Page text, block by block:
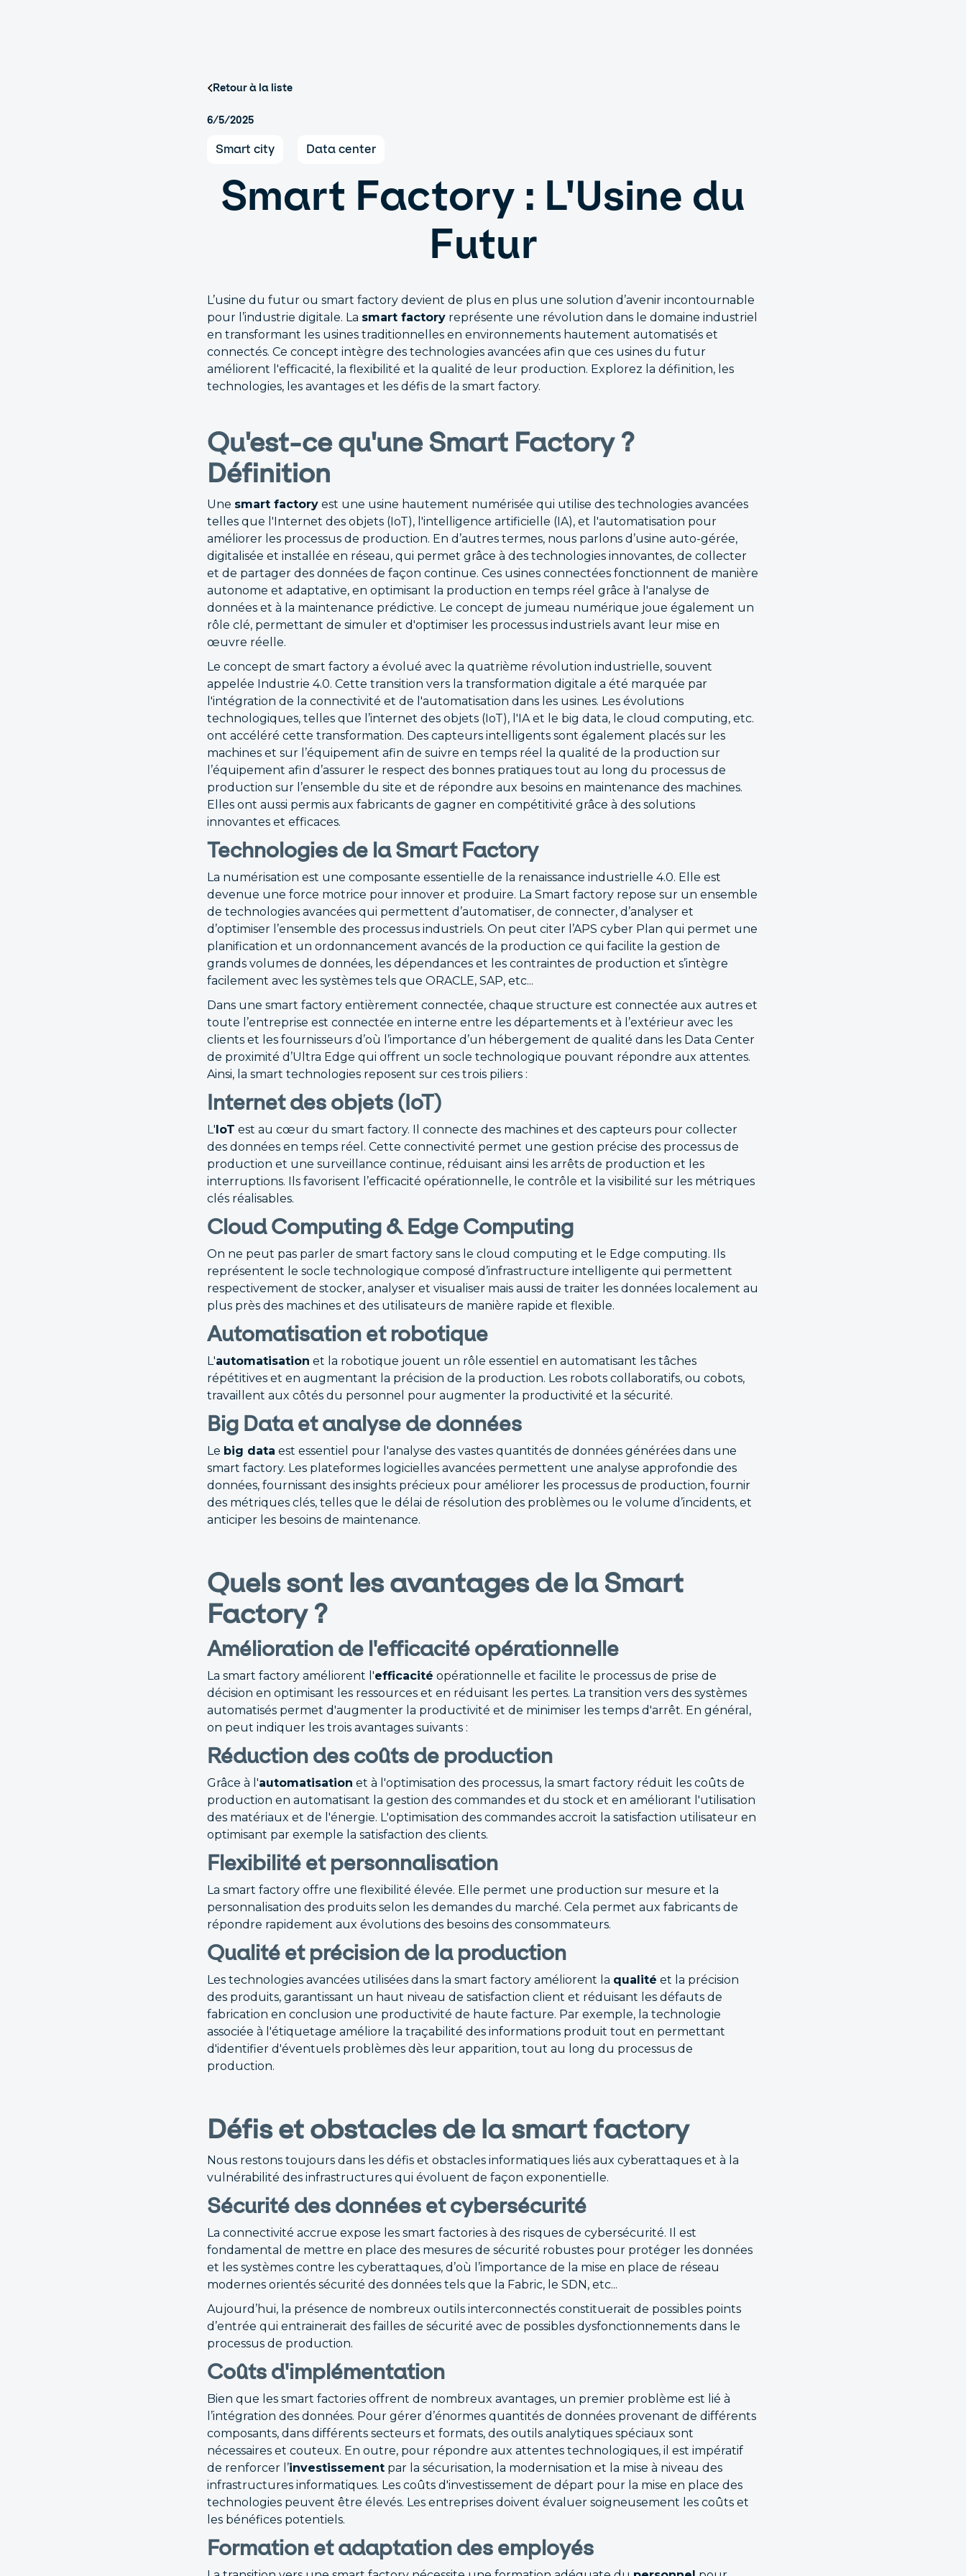
Retour à la liste
6/5/2025
Smart city Data center
Smart Factory : L'Usine du
Futur
L’usine du futur ou smart factory devient de plus en plus une solution d’avenir incontournable
pour l’industrie digitale. La smart factory représente une révolution dans le domaine industriel
en transformant les usines traditionnelles en environnements hautement automatisés et
connectés. Ce concept intègre des technologies avancées afin que ces usines du futur
améliorent l'efficacité, la flexibilité et la qualité de leur production. Explorez la définition, les
technologies, les avantages et les défis de la smart factory.
Qu'est-ce qu'une Smart Factory ?
Définition
Une smart factory est une usine hautement numérisée qui utilise des technologies avancées
telles que l'Internet des objets (IoT), l'intelligence artificielle (IA), et l'automatisation pour
améliorer les processus de production. En d’autres termes, nous parlons d’usine auto-gérée,
digitalisée et installée en réseau, qui permet grâce à des technologies innovantes, de collecter
et de partager des données de façon continue. Ces usines connectées fonctionnent de manière
autonome et adaptative, en optimisant la production en temps réel grâce à l'analyse de
données et à la maintenance prédictive. Le concept de jumeau numérique joue également un
rôle clé, permettant de simuler et d'optimiser les processus industriels avant leur mise en
œuvre réelle.
Le concept de smart factory a évolué avec la quatrième révolution industrielle, souvent
appelée Industrie 4.0. Cette transition vers la transformation digitale a été marquée par
l'intégration de la connectivité et de l'automatisation dans les usines. Les évolutions
technologiques, telles que l’internet des objets (IoT), l'IA et le big data, le cloud computing, etc.
ont accéléré cette transformation. Des capteurs intelligents sont également placés sur les
machines et sur l’équipement afin de suivre en temps réel la qualité de la production sur
l’équipement afin d’assurer le respect des bonnes pratiques tout au long du processus de
production sur l’ensemble du site et de répondre aux besoins en maintenance des machines.
Elles ont aussi permis aux fabricants de gagner en compétitivité grâce à des solutions
innovantes et efficaces.
Technologies de la Smart Factory
La numérisation est une composante essentielle de la renaissance industrielle 4.0. Elle est
devenue une force motrice pour innover et produire. La Smart factory repose sur un ensemble
de technologies avancées qui permettent d’automatiser, de connecter, d’analyser et
d’optimiser l’ensemble des processus industriels. On peut citer l’APS cyber Plan qui permet une
planification et un ordonnancement avancés de la production ce qui facilite la gestion de
grands volumes de données, les dépendances et les contraintes de production et s’intègre
facilement avec les systèmes tels que ORACLE, SAP, etc...
Dans une smart factory entièrement connectée, chaque structure est connectée aux autres et
toute l’entreprise est connectée en interne entre les départements et à l’extérieur avec les
clients et les fournisseurs d’où l’importance d’un hébergement de qualité dans les Data Center
de proximité d’Ultra Edge qui offrent un socle technologique pouvant répondre aux attentes.
Ainsi, la smart technologies reposent sur ces trois piliers :
Internet des objets (IoT)
L'IoT est au cœur du smart factory. Il connecte des machines et des capteurs pour collecter
des données en temps réel. Cette connectivité permet une gestion précise des processus de
production et une surveillance continue, réduisant ainsi les arrêts de production et les
interruptions. Ils favorisent l’efficacité opérationnelle, le contrôle et la visibilité sur les métriques
clés réalisables.
Cloud Computing & Edge Computing
On ne peut pas parler de smart factory sans le cloud computing et le Edge computing. Ils
représentent le socle technologique composé d’infrastructure intelligente qui permettent
respectivement de stocker, analyser et visualiser mais aussi de traiter les données localement au
plus près des machines et des utilisateurs de manière rapide et flexible.
Automatisation et robotique
L'automatisation et la robotique jouent un rôle essentiel en automatisant les tâches
répétitives et en augmentant la précision de la production. Les robots collaboratifs, ou cobots,
travaillent aux côtés du personnel pour augmenter la productivité et la sécurité.
Big Data et analyse de données
Le big data est essentiel pour l'analyse des vastes quantités de données générées dans une
smart factory. Les plateformes logicielles avancées permettent une analyse approfondie des
données, fournissant des insights précieux pour améliorer les processus de production, fournir
des métriques clés, telles que le délai de résolution des problèmes ou le volume d’incidents, et
anticiper les besoins de maintenance.
Quels sont les avantages de la Smart
Factory ?
Amélioration de l'efficacité opérationnelle
La smart factory améliorent l'efficacité opérationnelle et facilite le processus de prise de
décision en optimisant les ressources et en réduisant les pertes. La transition vers des systèmes
automatisés permet d'augmenter la productivité et de minimiser les temps d'arrêt. En général,
on peut indiquer les trois avantages suivants :
Réduction des coûts de production
Grâce à l'automatisation et à l'optimisation des processus, la smart factory réduit les coûts de
production en automatisant la gestion des commandes et du stock et en améliorant l'utilisation
des matériaux et de l'énergie. L'optimisation des commandes accroit la satisfaction utilisateur en
optimisant par exemple la satisfaction des clients.
Flexibilité et personnalisation
La smart factory offre une flexibilité élevée. Elle permet une production sur mesure et la
personnalisation des produits selon les demandes du marché. Cela permet aux fabricants de
répondre rapidement aux évolutions des besoins des consommateurs.
Qualité et précision de la production
Les technologies avancées utilisées dans la smart factory améliorent la qualité et la précision
des produits, garantissant un haut niveau de satisfaction client et réduisant les défauts de
fabrication en conclusion une productivité de haute facture. Par exemple, la technologie
associée à l'étiquetage améliore la traçabilité des informations produit tout en permettant
d'identifier d'éventuels problèmes dès leur apparition, tout au long du processus de
production.
Défis et obstacles de la smart factory
Nous restons toujours dans les défis et obstacles informatiques liés aux cyberattaques et à la
vulnérabilité des infrastructures qui évoluent de façon exponentielle.
Sécurité des données et cybersécurité
La connectivité accrue expose les smart factories à des risques de cybersécurité. Il est
fondamental de mettre en place des mesures de sécurité robustes pour protéger les données
et les systèmes contre les cyberattaques, d’où l’importance de la mise en place de réseau
modernes orientés sécurité des données tels que la Fabric, le SDN, etc...
Aujourd’hui, la présence de nombreux outils interconnectés constituerait de possibles points
d’entrée qui entrainerait des failles de sécurité avec de possibles dysfonctionnements dans le
processus de production.
Coûts d'implémentation
Bien que les smart factories offrent de nombreux avantages, un premier problème est lié à
l’intégration des données. Pour gérer d’énormes quantités de données provenant de différents
composants, dans différents secteurs et formats, des outils analytiques spéciaux sont
nécessaires et couteux. En outre, pour répondre aux attentes technologiques, il est impératif
de renforcer l’investissement par la sécurisation, la modernisation et la mise à niveau des
infrastructures informatiques. Les coûts d'investissement de départ pour la mise en place des
technologies peuvent être élevés. Les entreprises doivent évaluer soigneusement les coûts et
les bénéfices potentiels.
Formation et adaptation des employés